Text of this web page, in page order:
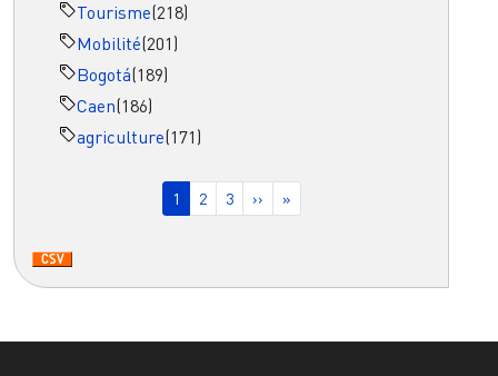
Tourisme(218)
Mobilité(201)
Bogotá(189)
Caen(186)
agriculture(171)
Page courante
1 Page
2 Page
3 Page suivante
›› Dernière page
»